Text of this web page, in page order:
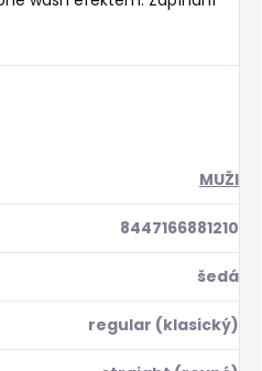
MUŽI
8447166881210
šedá
regular (klasický)